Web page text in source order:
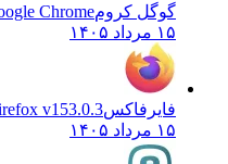
گوگل کرومChrome
۱۵ مرداد ۱۴۰۵
فایرفاکسv153.0.3
۱۵ مرداد ۱۴۰۵